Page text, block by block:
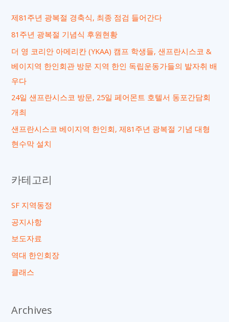
제81주년 광복절 경축식, 최종 점검 들어간다
81주년 광복절 기념식 후원현황
더 영 코리안 아메리칸 (YKAA) 캠프 학생들, 샌프란시스코 &
베이지역 한인회관 방문 지역 한인 독립운동가들의 발자취 배
우다
24일 샌프란시스코 방문, 25일 페어몬트 호텔서 동포간담회
개최
샌프란시스코 베이지역 한인회, 제81주년 광복절 기념 대형
현수막 설치
카테고리
SF 지역동정
공지사항
보도자료
역대 한인회장
클래스
Archives